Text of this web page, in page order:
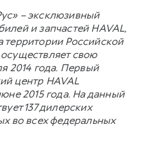
– эксклюзивный
и запчастей HAVAL,
территории Российской
свою
2014 года. Первый
центр HAVAL
2015 года. На данный
137 дилерских
во всех федеральных